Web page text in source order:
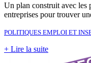
Un plan construit avec les
entreprises pour trouver
POLITIQUES EMPLOI ET
+ Lire la suite